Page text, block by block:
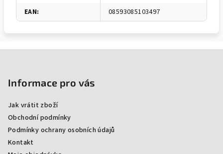
EAN: 08593085103497
Informace pro vás
Jak vrátit zboží
Obchodní podmínky
Podmínky ochrany osobních údajů
Kontakt